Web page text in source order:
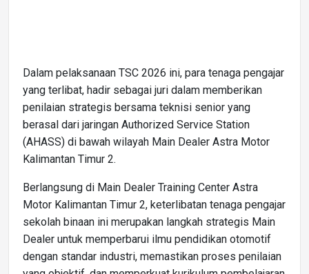
Dalam pelaksanaan TSC 2026 ini, para tenaga pengajar
yang terlibat, hadir sebagai juri dalam memberikan
penilaian strategis bersama teknisi senior yang
berasal dari jaringan Authorized Service Station
(AHASS) di bawah wilayah Main Dealer Astra Motor
Kalimantan Timur 2.
Berlangsung di Main Dealer Training Center Astra
Motor Kalimantan Timur 2, keterlibatan tenaga pengajar
sekolah binaan ini merupakan langkah strategis Main
Dealer untuk memperbarui ilmu pendidikan otomotif
dengan standar industri, memastikan proses penilaian